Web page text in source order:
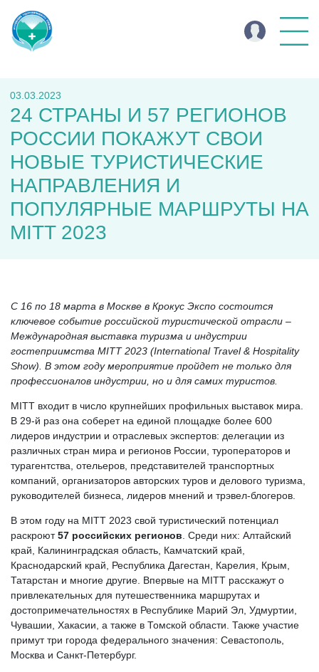
03.03.2023
24 СТРАНЫ И 57 РЕГИОНОВ
РОССИИ ПОКАЖУТ СВОИ
НОВЫЕ ТУРИСТИЧЕСКИЕ
НАПРАВЛЕНИЯ И
ПОПУЛЯРНЫЕ МАРШРУТЫ НА
MITT 2023
С 16 по 18 марта в Москве в Крокус Экспо состоится
ключевое событие российской туристической отрасли –
Международная выставка туризма и индустрии
гостеприимства MITT 2023 (International Travel & Hospitality
Show). В этом году мероприятие пройдет не только для
профессионалов индустрии, но и для самих туристов.
MITT входит в число крупнейших профильных выставок мира.
В 29-й раз она соберет на единой площадке более 600
лидеров индустрии и отраслевых экспертов: делегации из
различных стран мира и регионов России, туроператоров и
турагентства, отельеров, представителей транспортных
компаний, организаторов авторских туров и делового туризма,
руководителей бизнеса, лидеров мнений и трэвел-блогеров.
В этом году на MITT 2023 свой туристический потенциал
раскроют57 российских регионов . Среди них: Алтайский
край, Калининградская область, Камчатский край,
Краснодарский край, Республика Дагестан, Карелия, Крым,
Татарстан и многие другие. Впервые на MITT расскажут о
привлекательных для путешественника маршрутах и
достопримечательностях в Республике Марий Эл, Удмуртии,
Чувашии, Хакасии, а также в Томской области. Также участие
примут три города федерального значения: Севастополь,
Москва и Санкт-Петербург.